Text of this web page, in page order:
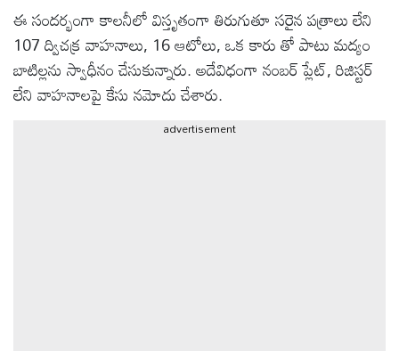
ఉద్యోగాలు
లైవ్
టీవి
ఈ సందర్భంగా కాలనీలో విస్తృతంగా తిరుగుతూ సరైన పత్రాలు లేని
107 ద్విచక్ర వాహనాలు, 16 ఆటోలు, ఒక కారు తో పాటు మద్యం
బాటిల్లను స్వాధీనం చేసుకున్నారు. అదేవిధంగా నంబర్ ప్లేట్, రిజిస్టర్
లేని వాహనాలపై కేసు నమోదు చేశారు.
advertisement